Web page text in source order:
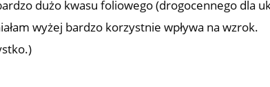
dużo kwasu foliowego (drogocennego dla
wyżej bardzo korzystnie wpływa na wzrok.